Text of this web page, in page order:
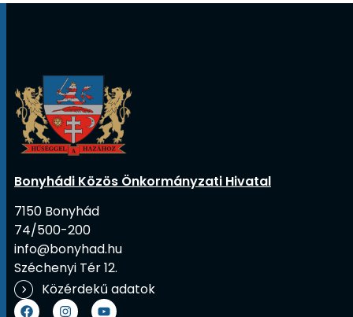
Bonyhádi Közös Önkormányzati Hivatal
7150 Bonyhád
74/500-200
info@bonyhad.hu
Széchenyi Tér 12.
Közérdekű adatok